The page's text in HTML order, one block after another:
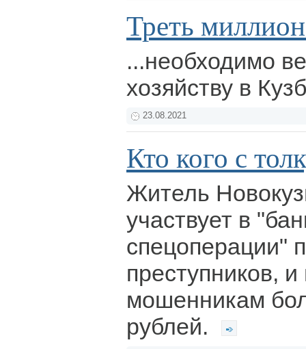
Треть
...необходимо
хозяйству в
23.08.2021
Кто кого с
Житель
участвует в
спецоперации"
преступников,
мошенникам
рублей.